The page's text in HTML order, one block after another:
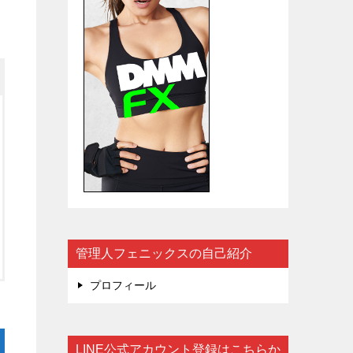
管理人フェニックスの自己紹介
プロフィール
LINE公式アカウント登録はこちらか